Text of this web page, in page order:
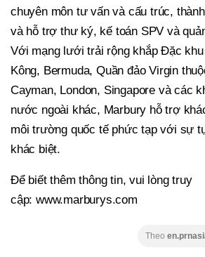
chuyên môn tư vấn và cấu trúc,
và hỗ trợ thư ký, kế toán SPV và
Với mạng lưới trải rộng khắp Đặc
Kông, Bermuda, Quần đảo Virgin
Cayman, London, Singapore và các
nước ngoài khác, Marbury hỗ trợ
môi trường quốc tế phức tạp với sự
khác biệt.
Để biết thêm thông tin, vui lòng truy
cập: www.marburys.com
Theo